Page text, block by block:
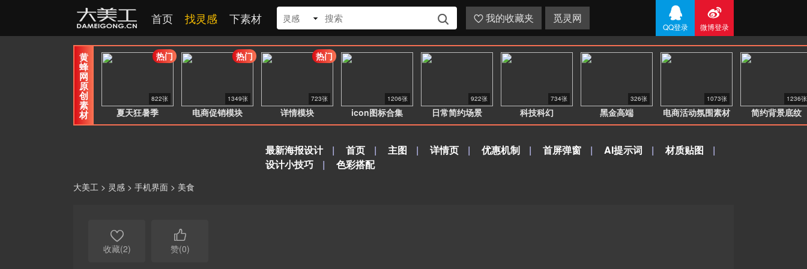
首页 找灵感 下素材 灵感   我的收藏夹 觅灵网 
QQ登录

微博登录
黄
蜂
网
原
创
素
材 夏天狂暑季
822张
热门
电商促销模块
1349张
热门
详情模块
723张
热门
icon图标合集
1206张
日常简约场景
922张
科技科幻
734张
黑金高端
326张
电商活动氛围素材
1073张
简约背景底纹
1236张
最新海报设计 | 首页 | 主图 | 详情页 | 优惠机制 | 首屏弹窗 | AI提示词 | 材质贴图
|
设计小技巧
| 色彩搭配
大美工 > 灵感 > 手机界面 > 美食

收藏(2)

赞(0)